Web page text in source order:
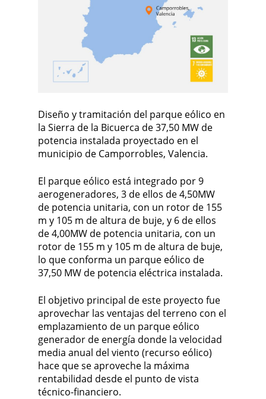
Diseño y tramitación del parque eólico en
la Sierra de la Bicuerca de 37,50 MW de
potencia instalada proyectado en el
municipio de Camporrobles, Valencia.
El parque eólico está integrado por 9
aerogeneradores, 3 de ellos de 4,50MW
de potencia unitaria, con un rotor de 155
m y 105 m de altura de buje, y 6 de ellos
de 4,00MW de potencia unitaria, con un
rotor de 155 m y 105 m de altura de buje,
lo que conforma un parque eólico de
37,50 MW de potencia eléctrica instalada.
El objetivo principal de este proyecto fue
aprovechar las ventajas del terreno con el
emplazamiento de un parque eólico
generador de energía donde la velocidad
media anual del viento (recurso eólico)
hace que se aproveche la máxima
rentabilidad desde el punto de vista
técnico-financiero.